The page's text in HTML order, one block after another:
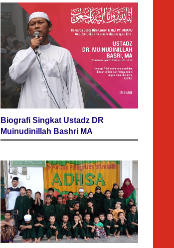
Biografi Singkat Ustadz DR
Muinudinillah Bashri MA